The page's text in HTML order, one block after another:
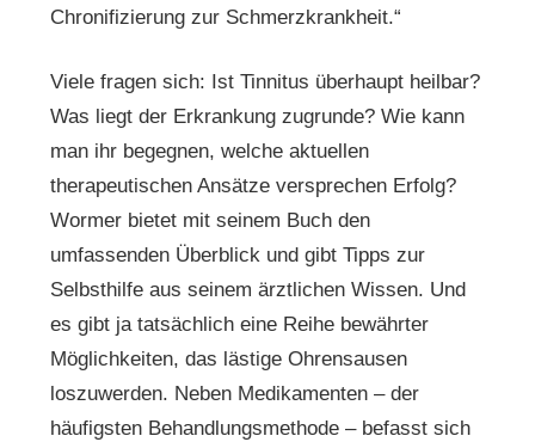
Chronifizierung zur Schmerzkrankheit.“
Viele fragen sich: Ist Tinnitus überhaupt heilbar?
Was liegt der Erkrankung zugrunde? Wie kann
man ihr begegnen, welche aktuellen
therapeutischen Ansätze versprechen Erfolg?
Wormer bietet mit seinem Buch den
umfassenden Überblick und gibt Tipps zur
Selbsthilfe aus seinem ärztlichen Wissen. Und
es gibt ja tatsächlich eine Reihe bewährter
Möglichkeiten, das lästige Ohrensausen
loszuwerden. Neben Medikamenten – der
häufigsten Behandlungsmethode – befasst sich